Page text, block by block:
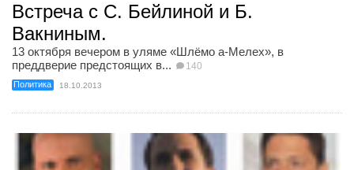
Встреча с С. Бейлиной и Б.
Вакниным.
13 октября вечером в уляме «Шлёмо а-Мелех», в
преддверие предстоящих в...
140
Политика 18.10.2013